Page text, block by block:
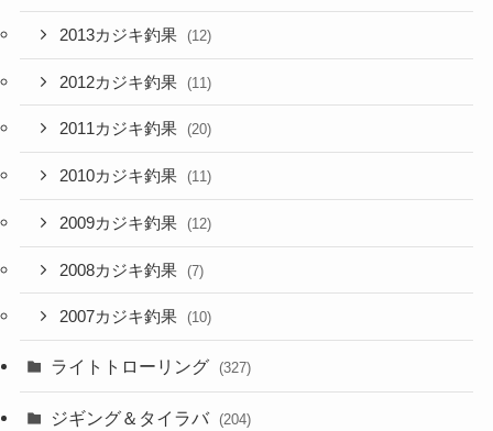
2013カジキ釣果 (12)
2012カジキ釣果 (11)
2011カジキ釣果 (20)
2010カジキ釣果 (11)
2009カジキ釣果 (12)
2008カジキ釣果 (7)
2007カジキ釣果 (10)
ライトトローリング (327)
ジギング＆タイラバ (204)